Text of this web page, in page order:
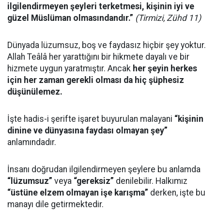
ilgilendirmeyen şeyleri terketmesi, kişinin iyi ve
güzel Müslüman olmasındandır.” (Tirmizi, Zühd 11)
Dünyada lüzumsuz, boş ve faydasız hiçbir şey yoktur.
Allah Teâlâ her yarattığını bir hikmete dayalı ve bir
hizmete uygun yaratmıştır. Ancak her şeyin herkes
için her zaman gerekli olması da hiç şüphesiz
düşünülemez.
İşte hadis-i şerifte işaret buyurulan malayani “kişinin
dinine ve dünyasına faydası olmayan şey”
anlamındadır.
İnsanı doğrudan ilgilendirmeyen şeylere bu anlamda
“lüzumsuz” veya “gereksiz” denilebilir. Halkımız
“üstüne elzem olmayan işe karışma” derken, işte bu
manayı dile getirmektedir.